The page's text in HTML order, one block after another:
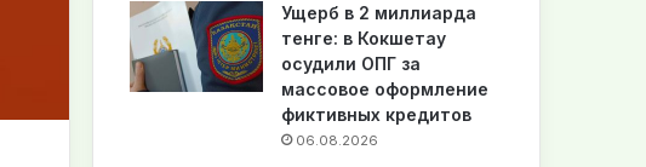
Ущерб в 2 миллиарда
тенге: в Кокшетау
осудили ОПГ за
массовое оформление
фиктивных кредитов
06.08.2026